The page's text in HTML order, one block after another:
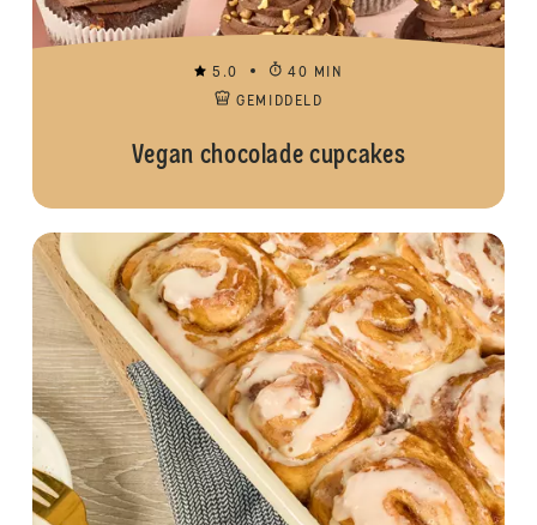
5.0
40 MIN
GEMIDDELD
Vegan chocolade cupcakes